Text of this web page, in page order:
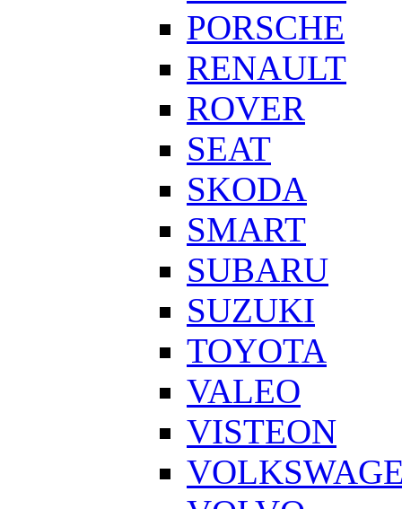
PORSCHE
RENAULT
ROVER
SEAT
SKODA
SMART
SUBARU
SUZUKI
TOYOTA
VALEO
VISTEON